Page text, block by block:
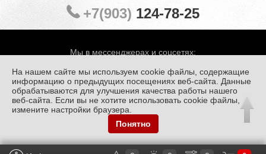
Мы в мессенджерах и соцсетях:
+7(903) 124-78-25
© «Тюнинг Спорт» 1998 — 2026
Политика конфиденциальности
Обработка персональных данных
На нашем сайте мы используем cookie файлы, содержащие
информацию о предыдущих посещениях веб-сайта. Данные
обрабатываются для улучшения качества работы нашего
веб-сайта. Если вы не хотите использовать cookie файлы,
измените настройки браузера.
Понятно